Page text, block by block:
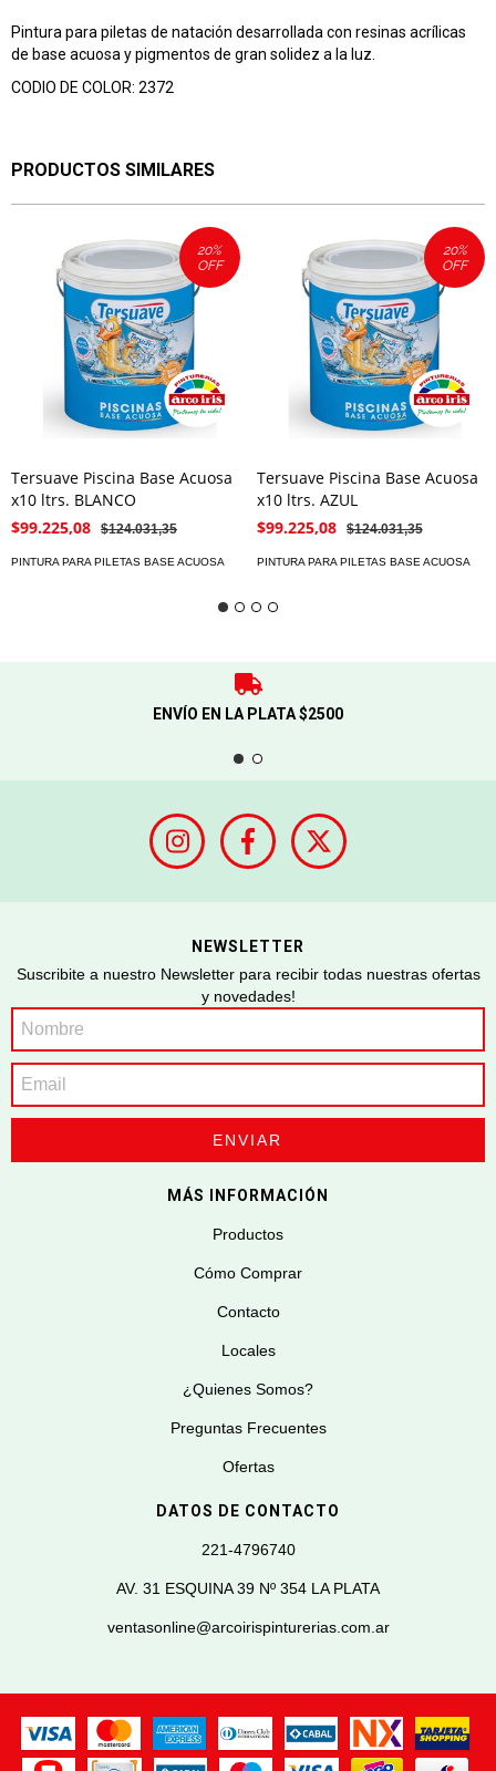
Pintura para piletas de natación desarrollada con resinas acrílicas
de base acuosa y pigmentos de gran solidez a la luz.
CODIO DE COLOR: 2372
PRODUCTOS SIMILARES
20%
OFF
Tersuave Piscina Base Acuosa
x10 ltrs. BLANCO
$99.225,08
$124.031,35
PINTURA PARA PILETAS BASE ACUOSA
20%
OFF
Tersuave Piscina Base Acuosa
x10 ltrs. AZUL
$99.225,08
$124.031,35
PINTURA PARA PILETAS BASE ACUOSA
ENVÍO EN LA PLATA $2500
NEWSLETTER
Suscribite a nuestro Newsletter para recibir todas nuestras ofertas
y novedades!
MÁS INFORMACIÓN
Productos
Cómo Comprar
Contacto
Locales
¿Quienes Somos?
Preguntas Frecuentes
Ofertas
DATOS DE CONTACTO
221-4796740
AV. 31 ESQUINA 39 Nº 354 LA PLATA
ventasonline@arcoirispinturerias.com.ar